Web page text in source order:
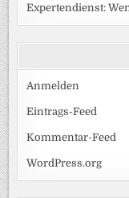
Expertendienst:
Anmelden
Eintrags-Feed
Kommentar-Feed
WordPress.org